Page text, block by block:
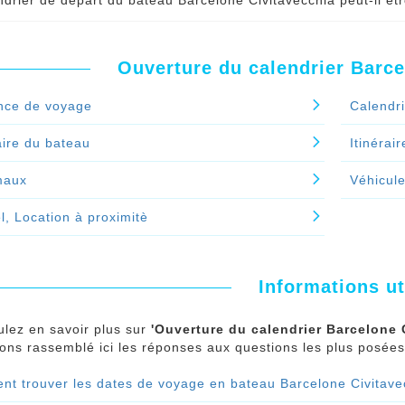
traversée dans notre moteur de réservation.
avez réservé votre billet de bateau dans notre agence de
le spécial 'Le calendrier de départ du bateau Barcelone
Ouverture du calendrier
de voyage
du bateau
Location à proximitè
Informations
en savoir plus sur'Ouverture du calendrier Barcelone
rassemblé ici les réponses aux questions les plus
trouver les dates de voyage en bateau Barcelone